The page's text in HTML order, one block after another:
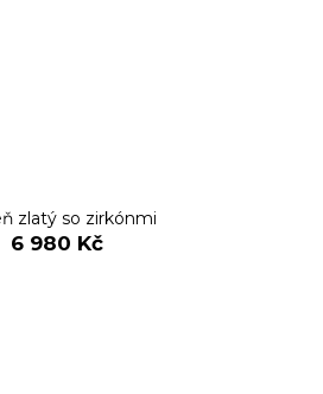
zlatý so zirkónmi
6 980 Kč